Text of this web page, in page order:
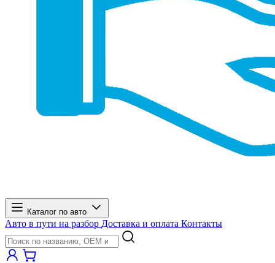
Каталог по авто
Авто в пути на разбор Доставка и оплата Контакты